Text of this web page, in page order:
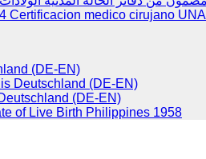
Certificacion medico cirujano
(DE-EN)
Deutschland (DE-EN)
(DE-EN)
of Live Birth Philippines 1958